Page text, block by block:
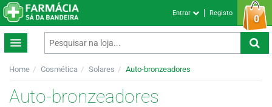
0
Entrar Registo
Home Cosmética Solares Auto-bronzeadores
Auto-bronzeadores